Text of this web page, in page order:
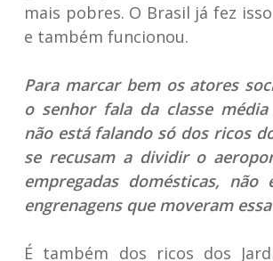
mais pobres. O Brasil já fez
e também funcionou.
Para marcar bem os atores
o senhor fala da classe média
não está falando só dos ricos
se recusam a dividir o
empregadas domésticas, não
engrenagens que moveram
É também dos ricos dos